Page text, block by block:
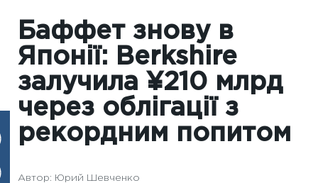
Баффет знову в
Японії: Berkshire
залучила ¥210 млрд
через облігації з
рекордним попитом
Автор: Юрий Шевченко